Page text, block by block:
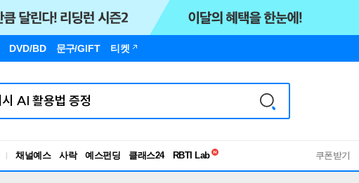
DVD/BD 문구/GIFT 티켓
채널예스 사락 예스펀딩 클래스24
독서유형검사
쿠폰받기